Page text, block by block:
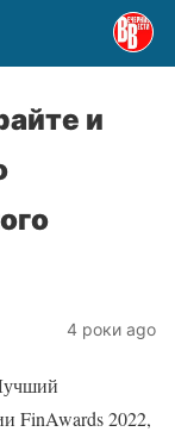
и
4 роки ago
FinAwards 2022,